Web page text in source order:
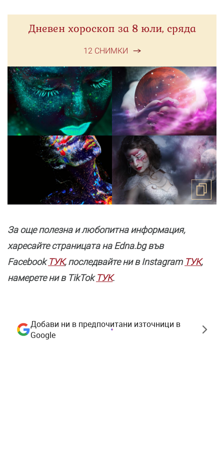
Дневен хороскоп за 8 юли, сряда
12 СНИМКИ
За още полезнa и любопитна информация,
харесайте страницата нa Edna.bg във
FacebookТУК, последвайте ни в Instagram ТУК,
намерете ни в TikTokТУК.
Добави ни в предпочитани източници в
Google